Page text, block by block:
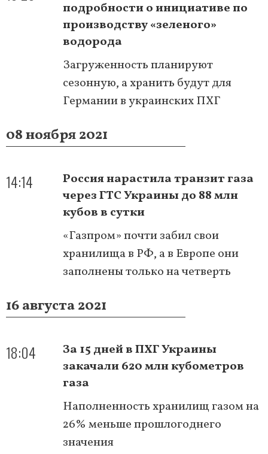
подробности о инициативе по
производству «зеленого»
водорода
Загруженность планируют
сезонную, а хранить будут для
Германии в украинских ПХГ
08 ноября 2021
14:14
Россия нарастила транзит газа
через ГТС Украины до 88 млн
кубов в сутки
«Газпром» почти забил свои
хранилища в РФ, а в Европе они
заполнены только на четверть
16 августа 2021
18:04
За 15 дней в ПХГ Украины
закачали 620 млн кубометров
газа
Наполненность хранилищ газом на
26% меньше прошлогоднего
значения